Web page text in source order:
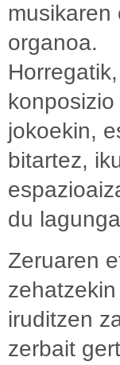
organoa.
jokoekin,
bitartez,
du
Zeruaren
iruditzen
zerbait